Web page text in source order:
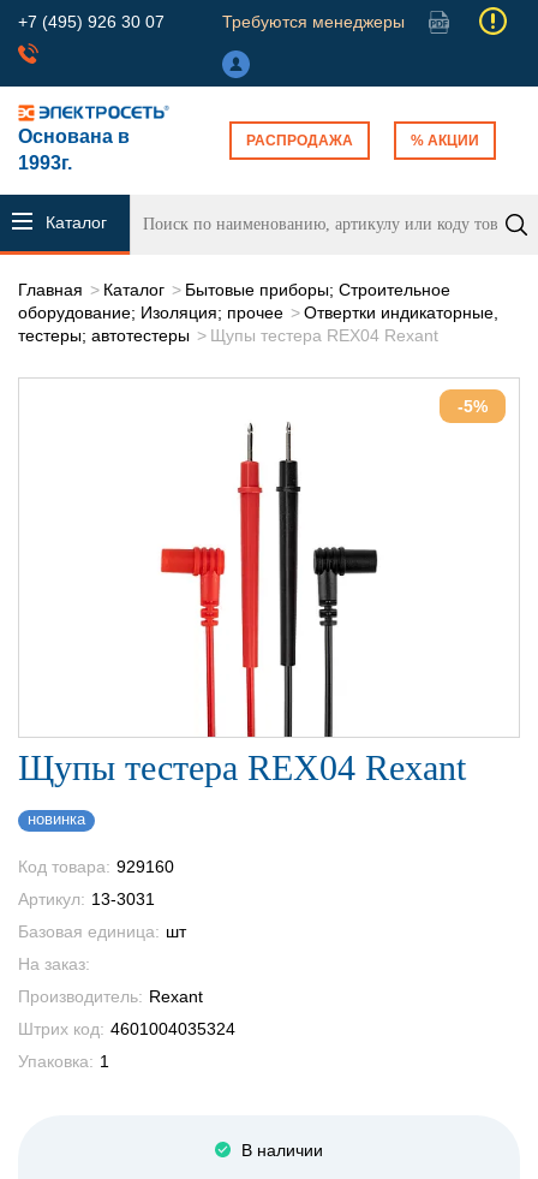
+7 (495) 926 30 07 Требуются менеджеры
Основана в
1993г.
РАСПРОДАЖА % АКЦИИ
Каталог
Главная Каталог
Бытовые приборы; Строительное
оборудование; Изоляция; прочее
Отвертки индикаторные,
тестеры; автотестеры
Щупы тестера REX04 Rexant
-5%
Щупы тестера REX04 Rexant
новинка
Код товара: 929160
Артикул: 13-3031
Базовая единица: шт
На заказ:
Производитель: Rexant
Штрих код: 4601004035324
Упаковка: 1
В наличии